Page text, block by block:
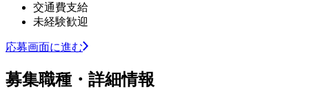
交通費支給
未経験歓迎
応募画面に進む
募集職種・詳細情報